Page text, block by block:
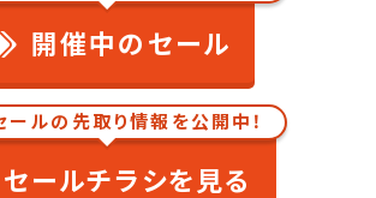
開催中のセール
ールの先取り情報を公開中！
セールチラシを見る